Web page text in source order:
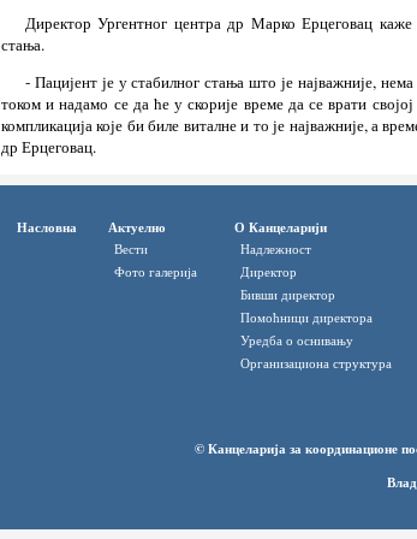
Директор Ургентног центра др Марко Ерцеговац каже
стања.
- Пацијент је у стабилног стања што је најважније,
током и надамо се да ће у скорије време да се врати
компликација које би биле виталне и то је најважније, а
др Ерцеговац.
Насловна Актуелно
Вести
Фото галерија
О Канцеларији
Надлежност
Директор
Бивши директор
Помоћници директора
Уредба о оснивању
Организациона структура
© Канцеларија за координационе